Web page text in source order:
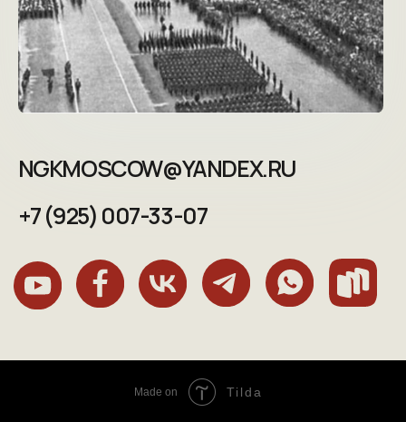
Made on Tilda